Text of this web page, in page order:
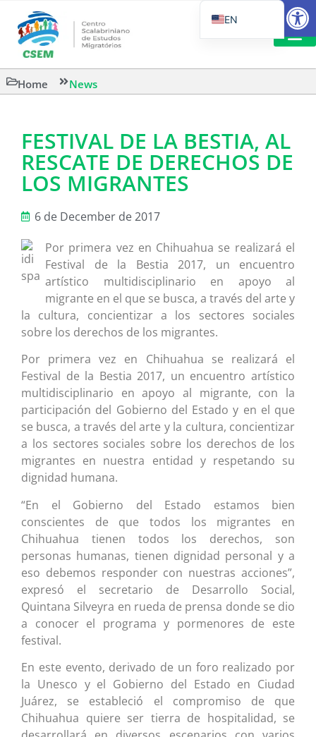
Home News
FESTIVAL DE LA BESTIA, AL
RESCATE DE DERECHOS DE
LOS MIGRANTES
6 de December de 2017
Por primera vez en Chihuahua se realizará el
Festival de la Bestia 2017, un encuentro
artístico multidisciplinario en apoyo al
migrante en el que se busca, a través del arte y
la cultura, concientizar a los sectores sociales
sobre los derechos de los migrantes.
Por primera vez en Chihuahua se realizará el
Festival de la Bestia 2017, un encuentro artístico
multidisciplinario en apoyo al migrante, con la
participación del Gobierno del Estado y en el que
se busca, a través del arte y la cultura, concientizar
a los sectores sociales sobre los derechos de los
migrantes en nuestra entidad y respetando su
dignidad humana.
“En el Gobierno del Estado estamos bien
conscientes de que todos los migrantes en
Chihuahua tienen todos los derechos, son
personas humanas, tienen dignidad personal y a
eso debemos responder con nuestras acciones”,
expresó el secretario de Desarrollo Social,
Quintana Silveyra en rueda de prensa donde se dio
a conocer el programa y pormenores de este
festival.
En este evento, derivado de un foro realizado por
la Unesco y el Gobierno del Estado en Ciudad
Juárez, se estableció el compromiso de que
Chihuahua quiere ser tierra de hospitalidad, se
EN
IT